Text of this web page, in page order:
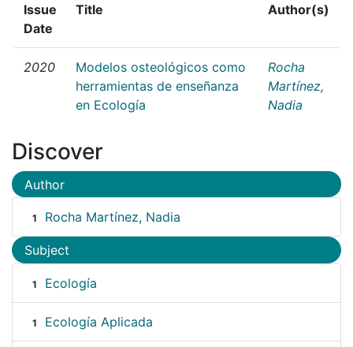
Issue
Date
Title Author(s)
2020
Modelos osteológicos como
herramientas de enseñanza
en Ecología
Rocha
Martínez,
Nadia
Discover
Author
1 Rocha Martínez, Nadia
Subject
1 Ecología
1 Ecología Aplicada